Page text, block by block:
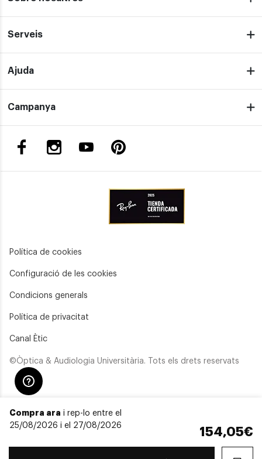
Compra ara i rep-lo entre el
25/08/2026 i el 27/08/2026
154,05€
Serveis
Ajuda
Campanya
Política de cookies
Configuració de les cookies
Condicions generals
Política de privacitat
Canal Ètic
©Òptica & Audiologia Universitària. Tots els drets reservats